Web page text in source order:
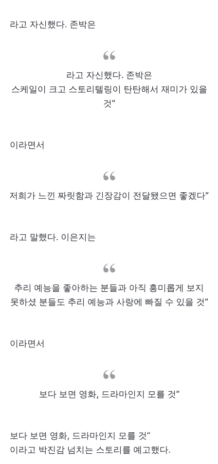
라고 자신했다. 존박은
라고 자신했다. 존박은
스케일이 크고 스토리텔링이 탄탄해서 재미가 있을
것”
이라면서
저희가 느낀 짜릿함과 긴장감이 전달됐으면 좋겠다”
라고 말했다. 이은지는
추리 예능을 좋아하는 분들과 아직 흥미롭게 보지
못하셨 분들도 추리 예능과 사랑에 빠질 수 있을 것”
이라면서
보다 보면 영화, 드라마인지 모를 것”
보다 보면 영화, 드라마인지 모를 것”
이라고 박진감 넘치는 스토리를 예고했다.